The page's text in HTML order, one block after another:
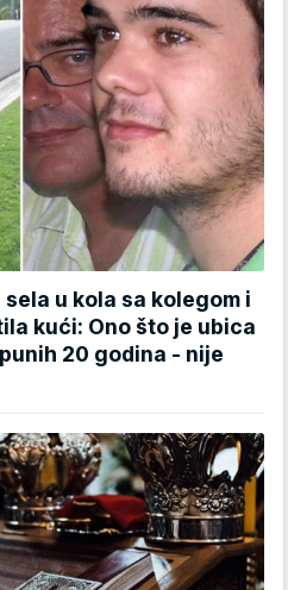
u kola sa kolegom i
kući: Ono što je ubica
20 godina - nije